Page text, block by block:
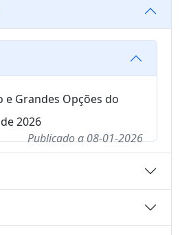
e Grandes Opções do
2026
Publicado a08-01-2026